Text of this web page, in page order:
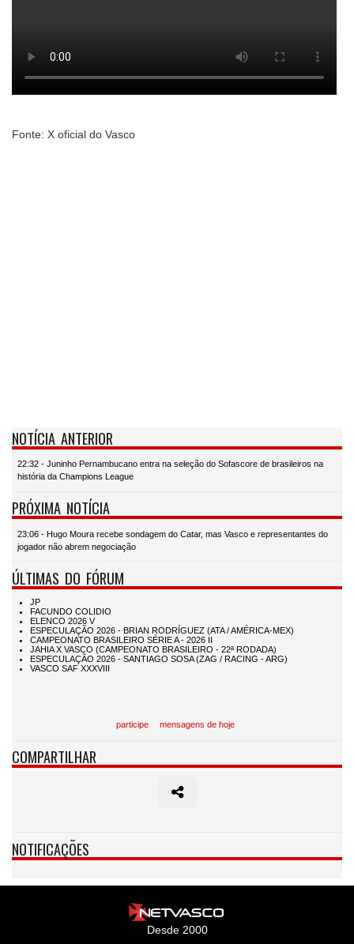
Fonte: X oficial do Vasco
NOTÍCIA ANTERIOR
22:32 - Juninho Pernambucano entra na seleção do Sofascore de brasileiros na
história da Champions League
PRÓXIMA NOTÍCIA
23:06 - Hugo Moura recebe sondagem do Catar, mas Vasco e representantes do
jogador não abrem negociação
ÚLTIMAS DO FÓRUM
participe mensagens de hoje
COMPARTILHAR
NOTIFICAÇÕES
Desde 2000